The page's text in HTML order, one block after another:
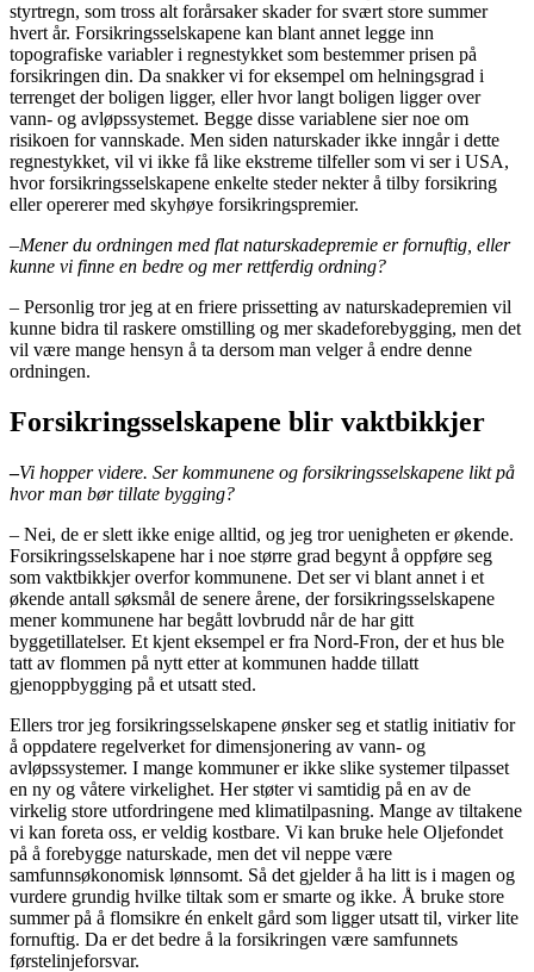
styrtregn, som tross alt forårsaker skader for svært store summer
hvert år. Forsikringsselskapene kan blant annet legge inn
topografiske variabler i regnestykket som bestemmer prisen på
forsikringen din. Da snakker vi for eksempel om helningsgrad i
terrenget der boligen ligger, eller hvor langt boligen ligger over
vann- og avløpssystemet. Begge disse variablene sier noe om
risikoen for vannskade. Men siden naturskader ikke inngår i dette
regnestykket, vil vi ikke få like ekstreme tilfeller som vi ser i USA,
hvor forsikringsselskapene enkelte steder nekter å tilby forsikring
eller opererer med skyhøye forsikringspremier.
–Mener du ordningen med flat naturskadepremie er fornuftig, eller
kunne vi finne en bedre og mer rettferdig ordning?
– Personlig tror jeg at en friere prissetting av naturskadepremien vil
kunne bidra til raskere omstilling og mer skadeforebygging, men det
vil være mange hensyn å ta dersom man velger å endre denne
ordningen.
Forsikringsselskapene blir vaktbikkjer
–Vi hopper videre. Ser kommunene og forsikringsselskapene likt på
hvor man bør tillate bygging?
– Nei, de er slett ikke enige alltid, og jeg tror uenigheten er økende.
Forsikringsselskapene har i noe større grad begynt å oppføre seg
som vaktbikkjer overfor kommunene. Det ser vi blant annet i et
økende antall søksmål de senere årene, der forsikringsselskapene
mener kommunene har begått lovbrudd når de har gitt
byggetillatelser. Et kjent eksempel er fra Nord-Fron, der et hus ble
tatt av flommen på nytt etter at kommunen hadde tillatt
gjenoppbygging på et utsatt sted.
Ellers tror jeg forsikringsselskapene ønsker seg et statlig initiativ for
å oppdatere regelverket for dimensjonering av vann- og
avløpssystemer. I mange kommuner er ikke slike systemer tilpasset
en ny og våtere virkelighet. Her støter vi samtidig på en av de
virkelig store utfordringene med klimatilpasning. Mange av tiltakene
vi kan foreta oss, er veldig kostbare. Vi kan bruke hele Oljefondet
på å forebygge naturskade, men det vil neppe være
samfunnsøkonomisk lønnsomt. Så det gjelder å ha litt is i magen og
vurdere grundig hvilke tiltak som er smarte og ikke. Å bruke store
summer på å flomsikre én enkelt gård som ligger utsatt til, virker lite
fornuftig. Da er det bedre å la forsikringen være samfunnets
førstelinjeforsvar.